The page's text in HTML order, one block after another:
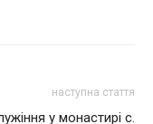
наступна стаття
у монастирі с.